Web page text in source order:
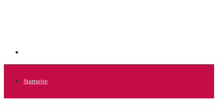
Startseite